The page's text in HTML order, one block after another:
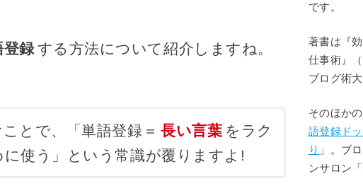
登録する方法について紹介しますね。
とで、「単語登録＝ 長い言葉 をラク
使う」という常識が覆りますよ!
です。
著書は『
仕事術』
ブログ術
そのほか
語登録ド
り 」。ブ
ンサロン「